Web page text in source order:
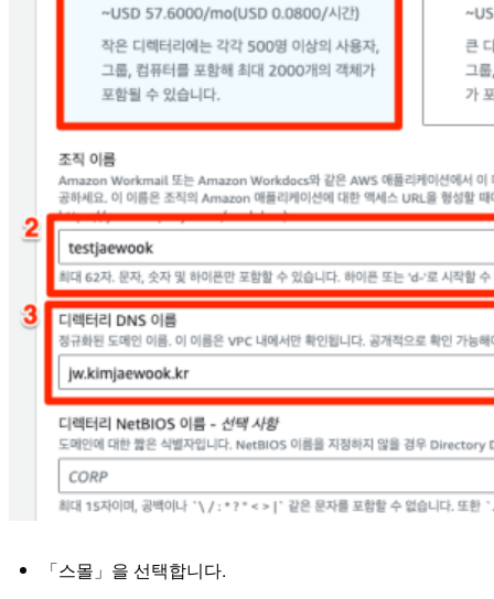
「스몰」을 선택합니다.